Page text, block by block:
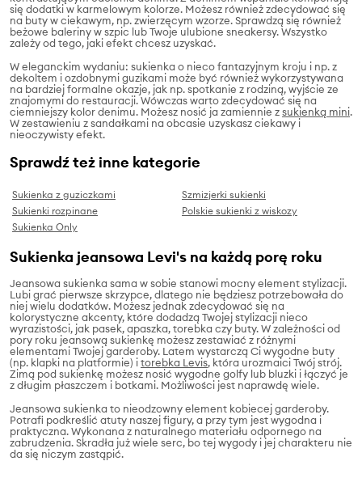
się dodatki w karmelowym kolorze. Możesz również zdecydować się
na buty w ciekawym, np. zwierzęcym wzorze. Sprawdzą się również
beżowe baleriny w szpic lub Twoje ulubione sneakersy. Wszystko
zależy od tego, jaki efekt chcesz uzyskać.
W eleganckim wydaniu: sukienka o nieco fantazyjnym kroju i np. z
dekoltem i ozdobnymi guzikami może być również wykorzystywana
na bardziej formalne okazje, jak np. spotkanie z rodziną, wyjście ze
znajomymi do restauracji. Wówczas warto zdecydować się na
ciemniejszy kolor denimu. Możesz nosić ja zamiennie zsukienką mini.
W zestawieniu z sandałkami na obcasie uzyskasz ciekawy i
nieoczywisty efekt.
Sprawdź też inne kategorie
Sukienka z guziczkami
Szmizjerki sukienki
Sukienki rozpinane
Polskie sukienki z wiskozy
Sukienka Only
Sukienka jeansowa Levi's na każdą porę roku
Jeansowa sukienka sama w sobie stanowi mocny element stylizacji.
Lubi grać pierwsze skrzypce, dlatego nie będziesz potrzebowała do
niej wielu dodatków. Możesz jednak zdecydować się na
kolorystyczne akcenty, które dodadzą Twojej stylizacji nieco
wyrazistości, jak pasek, apaszka, torebka czy buty. W zależności od
pory roku jeansową sukienkę możesz zestawiać z różnymi
elementami Twojej garderoby. Latem wystarczą Ci wygodne buty
(np. klapki na platformie) itorebka Levis, która urozmaici Twój strój.
Zimą pod sukienkę możesz nosić wygodne golfy lub bluzki i łączyć je
z długim płaszczem i botkami. Możliwości jest naprawdę wiele.
Jeansowa sukienka to nieodzowny element kobiecej garderoby.
Potrafi podkreślić atuty naszej figury, a przy tym jest wygodna i
praktyczna. Wykonana z naturalnego materiału odpornego na
zabrudzenia. Skradła już wiele serc, bo tej wygody i jej charakteru nie
da się niczym zastąpić.